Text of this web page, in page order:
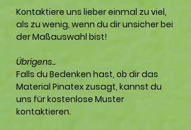
Kontaktiere uns lieber einmal zu viel,
als zu wenig, wenn du dir unsicher bei
der Maßauswahl bist!
Übrigens...
Falls du Bedenken hast, ob dir das
Material Pinatex zusagt, kannst du
uns für kostenlose Muster
kontaktieren.